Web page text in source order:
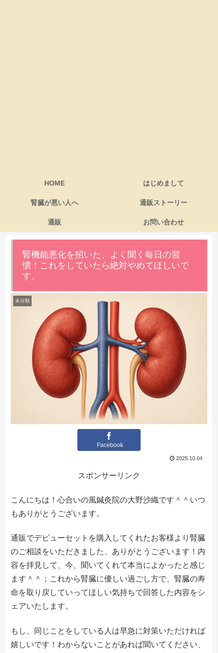
HOME はじめまして
腎臓が悪い人へ 通販ストーリー
通販 お問い合わせ
腎機能悪化を招いた、よく聞く毎日の習
慣！これをしていたら絶対やめてほしいで
す。
未分類
Facebook
2025.10.04
スポンサーリンク
こんにちは！心合いの風鍼灸院の大野沙織です＾＾いつ
もありがとうございます。
通販でデビューセットを購入してくれたお客様より腎臓
のご相談をいただきました、ありがとうございます！内
容を拝見して、今、聞いてくれて本当によかったと感じ
ます＾＾；これから腎臓に優しい過ごし方で、腎臓の寿
命を取り戻していってほしい気持ちで回答した内容をシ
ェアいたします。
もし、同じことをしている人は早急に対策いただければ
嬉しいです！わからないことがあれば聞いてください、